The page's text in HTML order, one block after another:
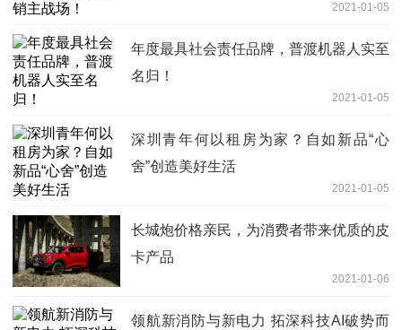
2021-01-05
年度最具社会责任品牌，普渡机器人实至
名归！
2021-01-05
深圳青年何以租房为家？自如新品“心
舍”创造美好生活
2021-01-05
长城炮价格亲民，为消费者带来优质的皮
卡产品
2021-01-06
领航新消防与新电力 拓深科技AI破势而